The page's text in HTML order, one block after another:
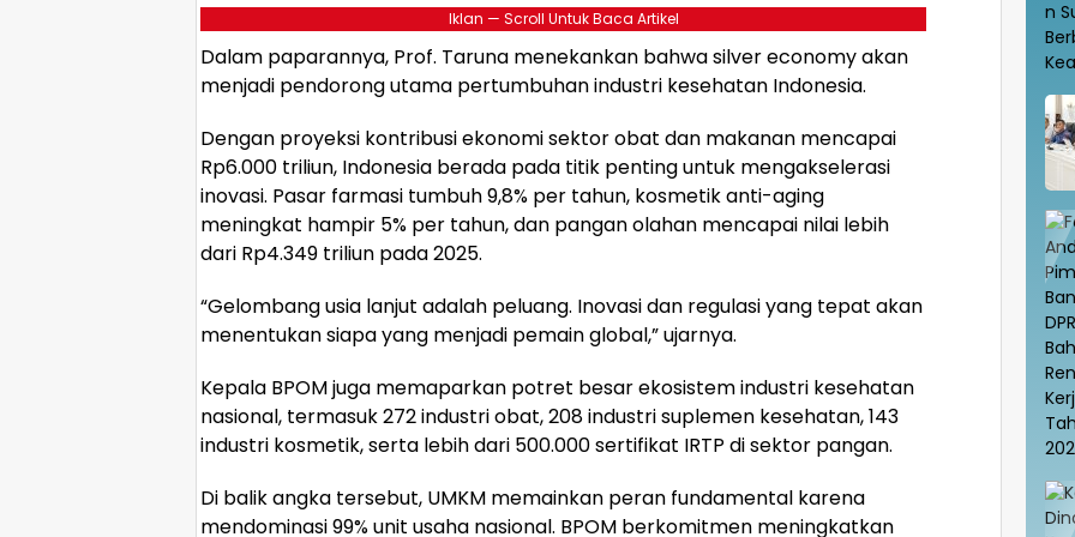
Iklan — Scroll Untuk Baca Artikel
Dalam paparannya, Prof. Taruna menekankan bahwa silver economy akan
menjadi pendorong utama pertumbuhan industri kesehatan Indonesia.
Dengan proyeksi kontribusi ekonomi sektor obat dan makanan mencapai
Rp6.000 triliun, Indonesia berada pada titik penting untuk mengakselerasi
inovasi. Pasar farmasi tumbuh 9,8% per tahun, kosmetik anti-aging
meningkat hampir 5% per tahun, dan pangan olahan mencapai nilai lebih
dari Rp4.349 triliun pada 2025.
“Gelombang usia lanjut adalah peluang. Inovasi dan regulasi yang tepat akan
menentukan siapa yang menjadi pemain global,” ujarnya.
Kepala BPOM juga memaparkan potret besar ekosistem industri kesehatan
nasional, termasuk 272 industri obat, 208 industri suplemen kesehatan, 143
industri kosmetik, serta lebih dari 500.000 sertifikat IRTP di sektor pangan.
Di balik angka tersebut, UMKM memainkan peran fundamental karena
mendominasi 99% unit usaha nasional. BPOM berkomitmen meningkatkan